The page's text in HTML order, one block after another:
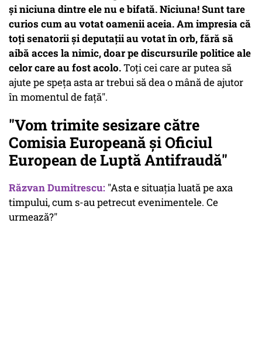
și niciuna dintre ele nu e bifată. Niciuna! Sunt tare
curios cum au votat oamenii aceia. Am impresia că
toți senatorii și deputații au votat în orb, fără să
aibă acces la nimic, doar pe discursurile politice ale
celor care au fost acolo.Toți cei care ar putea să
ajute pe speța asta ar trebui să dea o mână de ajutor
în momentul de față".
"Vom trimite sesizare către
Comisia Europeană și Oficiul
European de Luptă Antifraudă"
Răzvan Dumitrescu: "Asta e situația luată pe axa
timpului, cum s-au petrecut evenimentele. Ce
urmează?"